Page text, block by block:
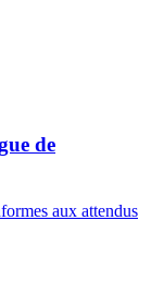
de
aux attendus